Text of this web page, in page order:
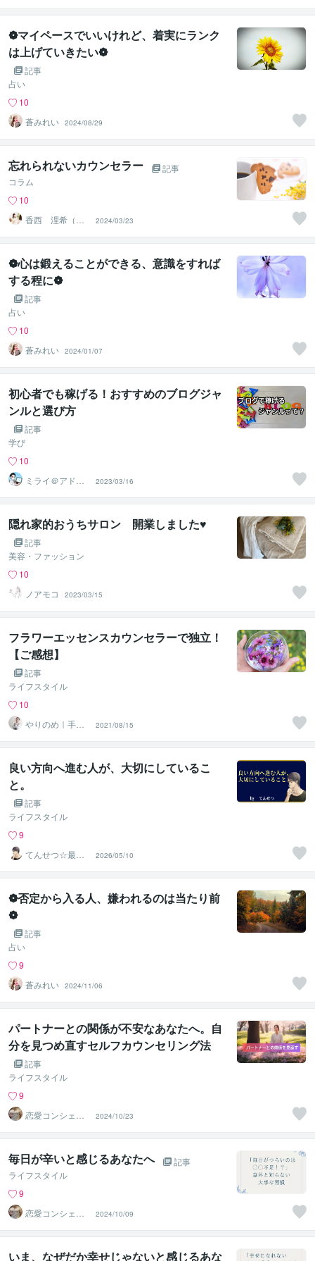
❁マイペースでいいけれど、着実にランク
は上げていきたい❁
記事
占い
10
蒼みれい 2024/08/29
忘れられないカウンセラー
記事
コラム
10
香西 浬希（こ
うざい りの）
カウンセラー
2024/03/23
❁心は鍛えることができる、意識をすれば
する程に❁
記事
占い
10
蒼みれい 2024/01/07
初心者でも稼げる！おすすめのブログジャ
ンルと選び方
記事
学び
10
ミライ＠アドセ
ンス審査アドバ
イザー✨
2023/03/16
隠れ家的おうちサロン 開業しました♥
記事
美容・ファッション
10
ノアモコ
2023/03/15
フラワーエッセンスカウンセラーで独立！
【ご感想】
記事
ライフスタイル
10
やりのめ｜手帳
とキャリアと心
理の人
2021/08/15
良い方向へ進む人が、大切にしているこ
と。
記事
ライフスタイル
9
てんせつ☆最適
ライフをサポー
トする
2026/05/10
❁否定から入る人、嫌われるのは当たり前
❁
記事
占い
9
蒼みれい 2024/11/06
パートナーとの関係が不安なあなたへ。自
分を見つめ直すセルフカウンセリング法
記事
ライフスタイル
9
恋愛コンシェル
ジュ ｜ ソウメイ
2024/10/23
毎日が辛いと感じるあなたへ
記事
ライフスタイル
9
恋愛コンシェル
ジュ ｜ ソウメイ
2024/10/09
いま、なぜだか幸せじゃないと感じるあな